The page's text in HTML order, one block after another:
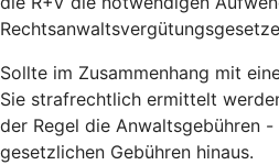
Sollte im Zusammenhang mit
Sie strafrechtlich ermittelt
der Regel die Anwaltsgebühren
gesetzlichen Gebühren hinaus.